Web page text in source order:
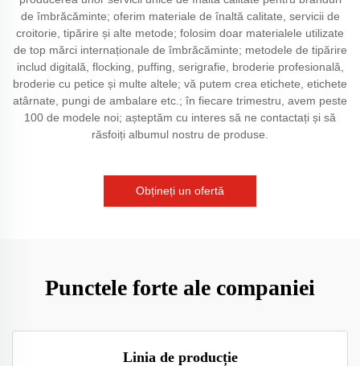
de îmbrăcăminte; oferim materiale de înaltă calitate, servicii de
croitorie, tipărire și alte metode; folosim doar materialele utilizate
de top mărci internaționale de îmbrăcăminte; metodele de tipărire
includ digitală, flocking, puffing, serigrafie, broderie profesională,
broderie cu petice și multe altele; vă putem crea etichete, etichete
atârnate, pungi de ambalare etc.; în fiecare trimestru, avem peste
100 de modele noi; așteptăm cu interes să ne contactați și să
răsfoiți albumul nostru de produse.
Obțineți un ofertă
Punctele forte ale companiei
Linia de producție